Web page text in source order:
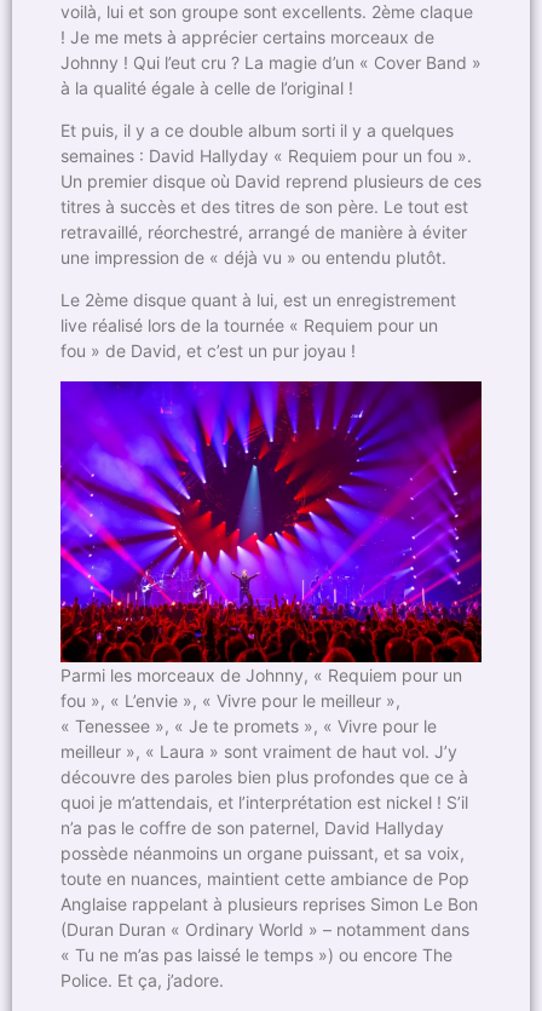
voilà, lui et son groupe sont excellents. 2ème claque
! Je me mets à apprécier certains morceaux de
Johnny ! Qui l’eut cru ? La magie d’un « Cover Band »
à la qualité égale à celle de l’original !
Et puis, il y a ce double album sorti il y a quelques
semaines : David Hallyday « Requiem pour un fou ».
Un premier disque où David reprend plusieurs de ces
titres à succès et des titres de son père. Le tout est
retravaillé, réorchestré, arrangé de manière à éviter
une impression de « déjà vu » ou entendu plutôt.
Le 2ème disque quant à lui, est un enregistrement
live réalisé lors de la tournée « Requiem pour un
fou » de David, et c’est un pur joyau !
Parmi les morceaux de Johnny, « Requiem pour un
fou », « L’envie », « Vivre pour le meilleur »,
« Tenessee », « Je te promets », « Vivre pour le
meilleur », « Laura » sont vraiment de haut vol. J’y
découvre des paroles bien plus profondes que ce à
quoi je m’attendais, et l’interprétation est nickel ! S’il
n’a pas le coffre de son paternel, David Hallyday
possède néanmoins un organe puissant, et sa voix,
toute en nuances, maintient cette ambiance de Pop
Anglaise rappelant à plusieurs reprises Simon Le Bon
(Duran Duran « Ordinary World » – notamment dans
« Tu ne m’as pas laissé le temps ») ou encore The
Police. Et ça, j’adore.